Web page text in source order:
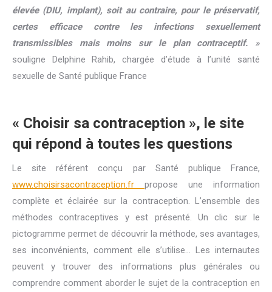
élevée (DIU, implant), soit au contraire, pour le préservatif,
certes efficace contre les infections sexuellement
transmissibles mais moins sur le plan contraceptif. »
souligne Delphine Rahib, chargée d’étude à l’unité santé
sexuelle de Santé publique France
« Choisir sa contraception », le site
qui répond à toutes les questions
Le site référent conçu par Santé publique France,
www.choisirsacontraception.fr propose une information
complète et éclairée sur la contraception. L’ensemble des
méthodes contraceptives y est présenté. Un clic sur le
pictogramme permet de découvrir la méthode, ses avantages,
ses inconvénients, comment elle s’utilise… Les internautes
peuvent y trouver des informations plus générales ou
comprendre comment aborder le sujet de la contraception en